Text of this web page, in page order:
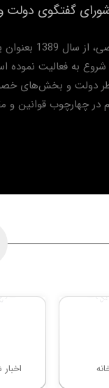
گفتگوی
شورای گفت
دولت و بخش‌های
در چهارچوب قوانین